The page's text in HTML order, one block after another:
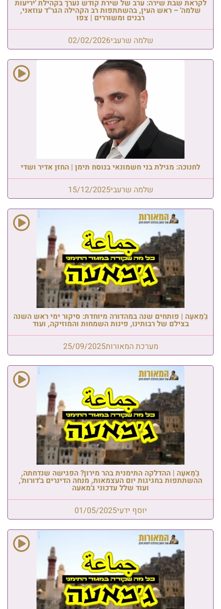
לקראת שבת שירה: ערב של שירת קודש נערך בקהילת 'יריעות
שלמה' – ראש העין, בהשתתפות רב הקהילה הגר"ד עוזאני,
רבנים ומשוררים | צפו
שלמה שרעבי02/02/2026
לחנוכה: מגילת בני חשמונאי בנוסח תימן | החזן אדיר ושדי
שלמה שרעבי15/12/2025
גַ'מַאעַה | פותחים שנה במהדורה מיוחדת: סיקור ימי ראש השנה
בצילם של רבותינו, פינות השמחות והמוזיקה, ועוד
מערכת המאורות25/09/2025
גַ'מַאעַה | ההדלקה התימנית בהר מירון? הפגישה שנדחתה,
ההשתתפות בחגיגות יום העצמאות, מנחה הדינרים ב'דורות',
ועוד שלל עדכוני ג'מאעה
יוסף ידעי01/05/2025